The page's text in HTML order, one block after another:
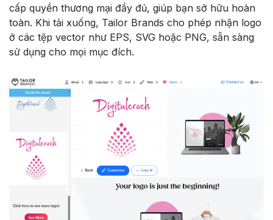
cấp quyền thương mại đầy đủ, giúp bạn sở hữu hoàn
toàn. Khi tải xuống, Tailor Brands cho phép nhận logo
ở các tệp vector như EPS, SVG hoặc PNG, sẵn sàng
sử dụng cho mọi mục đích.